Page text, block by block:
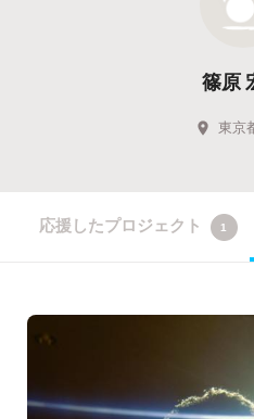
篠原
東京
応援したプロジェクト 1